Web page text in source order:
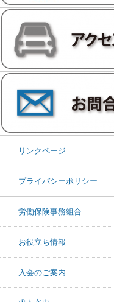
リンクページ
プライバシーポリシー
労働保険事務組合
お役立ち情報
入会のご案内